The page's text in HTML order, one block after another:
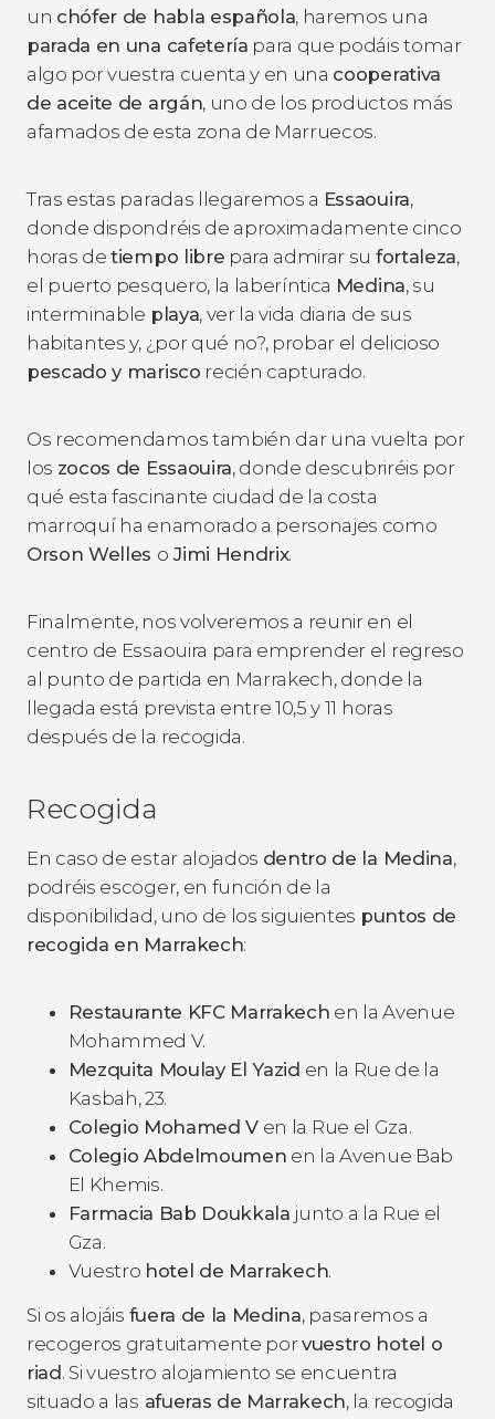
un chófer de habla española, haremos una
parada en una cafetería para que podáis tomar
algo por vuestra cuenta y en una cooperativa
de aceite de argán, uno de los productos más
afamados de esta zona de Marruecos.
Tras estas paradas llegaremos a Essaouira,
donde dispondréis de aproximadamente cinco
horas detiempo libre para admirar su fortaleza,
el puerto pesquero, la laberíntica Medina, su
interminable playa, ver la vida diaria de sus
habitantes y, ¿por qué no?, probar el delicioso
pescado y marisco recién capturado.
Os recomendamos también dar una vuelta por
los zocos de Essaouira, donde descubriréis por
qué esta fascinante ciudad de la costa
marroquí ha enamorado a personajes como
Orson Welles o Jimi Hendrix.
Finalmente, nos volveremos a reunir en el
centro de Essaouira para emprender el regreso
al punto de partida en Marrakech, donde la
llegada está prevista entre 10,5 y 11 horas
después de la recogida.
Recogida
En caso de estar alojados dentro de la Medina,
podréis escoger, en función de la
disponibilidad, uno de los siguientes puntos de
recogida en Marrakech:
Restaurante KFC Marrakech en la Avenue
Mohammed V.
Mezquita Moulay El Yazid en la Rue de la
Kasbah, 23.
Colegio Mohamed V en la Rue el Gza.
Colegio Abdelmoumen en la Avenue Bab
El Khemis.
Farmacia Bab Doukkala junto a la Rue el
Gza.
Vuestro hotel de Marrakech.
Si os alojáis fuera de la Medina, pasaremos a
recogeros gratuitamente porvuestro hotel o
riad. Si vuestro alojamiento se encuentra
situado a las afueras de Marrakech, la recogida